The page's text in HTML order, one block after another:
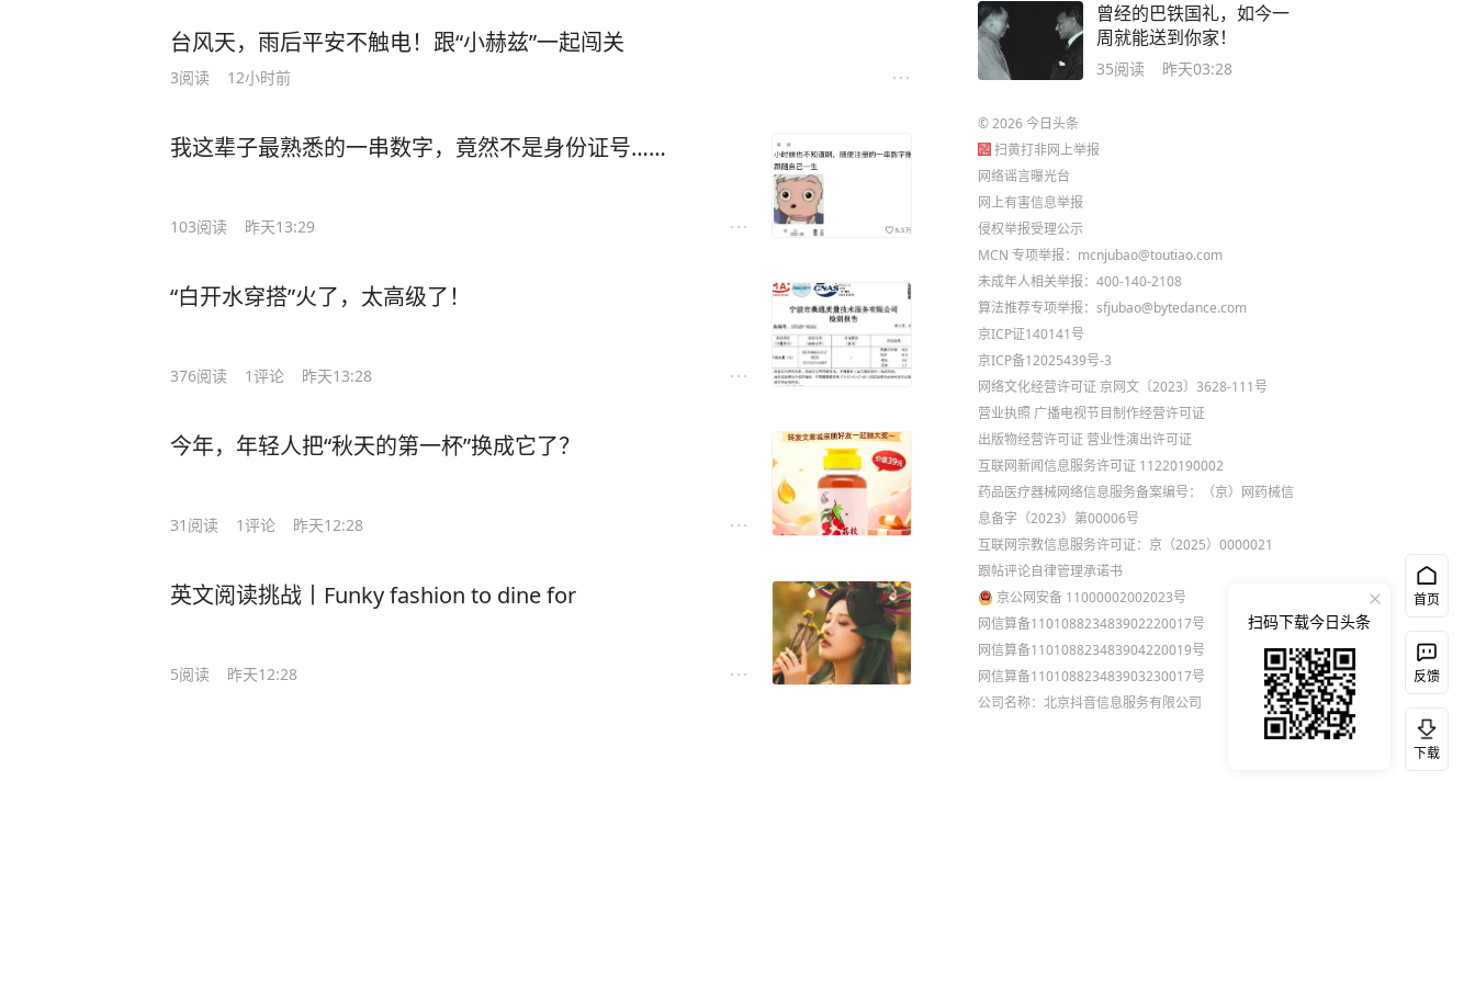
台风天，雨后平安不触电！跟“小赫兹”一起闯关
3阅读 12小时前
我这辈子最熟悉的一串数字，竟然不是身份证号……
103阅读 昨天13:29
“白开水穿搭”火了，太高级了！
376阅读 1评论 昨天13:28
今年，年轻人把“秋天的第一杯”换成它了？
31 阅读 1评论 昨天12:28
英文阅读挑战丨Funky fashion to dine for
5阅读 昨天12:28
曾经的巴铁国礼，如今一
周就能送到你家！
35阅读 昨天03:28
©2026今日头条
扫黄打非网上举报
网络谣言曝光台
网上有害信息举报
侵权举报受理公示
MCN 专项举报：mcnjubao@toutiao.com
未成年人相关举报：400-140-2108
算法推荐专项举报：sfjubao@bytedance.com
京ICP证140141号
京ICP备12025439号-3
网络文化经营许可证 京网文〔2023〕3628-111号
营业执照 广播电视节目制作经营许可证
出版物经营许可证 营业性演出许可证
互联网新闻信息服务许可证 11220190002
药品医疗器械网络信息服务备案编号：（京）网药械信
息备字（2023）第00006号
互联网宗教信息服务许可证：京（2025）0000021
跟帖评论自律管理承诺书
京公网安备 11000002002023号
网信算备110108823483902220017号
网信算备110108823483904220019号
网信算备110108823483903230017号
公司名称：北京抖音信息服务有限公司
首页
反馈
下载
扫码下载今日头条